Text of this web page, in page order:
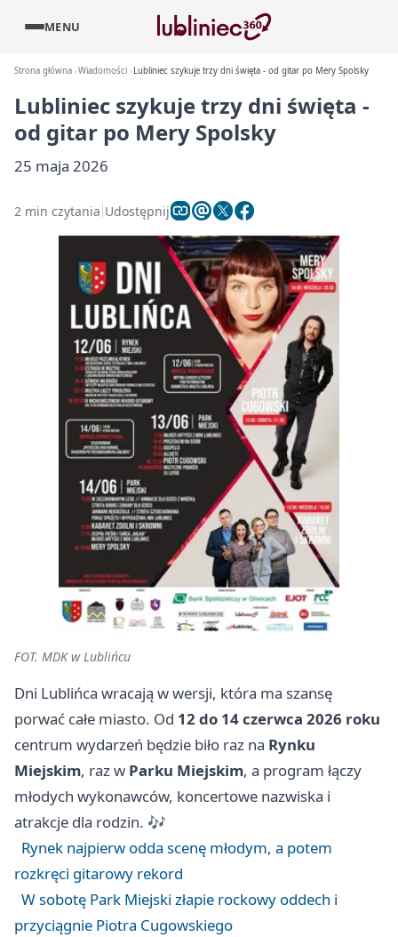
MENU
Strona główna Wiadomości Lubliniec szykuje trzy dni święta - od gitar po Mery Spolsky
Lubliniec szykuje trzy dni święta -
od gitar po Mery Spolsky
25 maja 2026
2 min czytania Udostępnij
FOT. MDK w Lublińcu
Dni Lublińca wracają w wersji, która ma szansę
porwać całe miasto. Od 12 do 14 czerwca 2026 roku
centrum wydarzeń będzie biło raz na Rynku
Miejskim, raz w Parku Miejskim, a program łączy
młodych wykonawców, koncertowe nazwiska i
atrakcje dla rodzin. 🎶
Rynek najpierw odda scenę młodym, a potem
rozkręci gitarowy rekord
W sobotę Park Miejski złapie rockowy oddech i
przyciągnie Piotra Cugowskiego